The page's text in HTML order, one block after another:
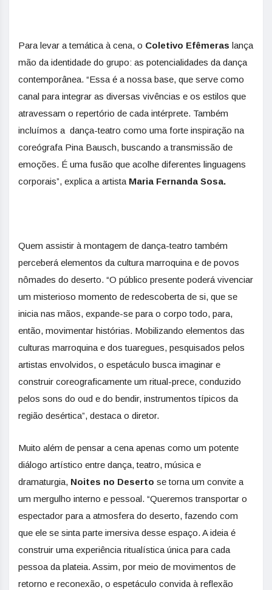
Para levar a temática à cena, o Coletivo Efêmeras lança
mão da identidade do grupo: as potencialidades da dança
contemporânea. “Essa é a nossa base, que serve como
canal para integrar as diversas vivências e os estilos que
atravessam o repertório de cada intérprete. Também
incluímos a dança-teatro como uma forte inspiração na
coreógrafa Pina Bausch, buscando a transmissão de
emoções. É uma fusão que acolhe diferentes linguagens
corporais”, explica a artista Maria Fernanda Sosa.
Quem assistir à montagem de dança-teatro também
perceberá elementos da cultura marroquina e de povos
nômades do deserto. “O público presente poderá vivenciar
um misterioso momento de redescoberta de si, que se
inicia nas mãos, expande-se para o corpo todo, para,
então, movimentar histórias. Mobilizando elementos das
culturas marroquina e dos tuaregues, pesquisados pelos
artistas envolvidos, o espetáculo busca imaginar e
construir coreograficamente um ritual-prece, conduzido
pelos sons do oud e do bendir, instrumentos típicos da
região desértica”, destaca o diretor.
Muito além de pensar a cena apenas como um potente
diálogo artístico entre dança, teatro, música e
dramaturgia, Noites no Deserto se torna um convite a
um mergulho interno e pessoal. “Queremos transportar o
espectador para a atmosfera do deserto, fazendo com
que ele se sinta parte imersiva desse espaço. A ideia é
construir uma experiência ritualística única para cada
pessoa da plateia. Assim, por meio de movimentos de
retorno e reconexão, o espetáculo convida à reflexão